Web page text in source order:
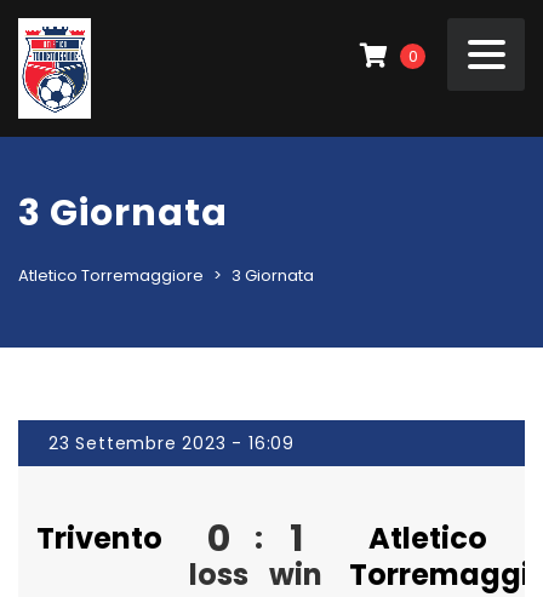
0
3 Giornata
Atletico Torremaggiore > 3 Giornata
23 Settembre 2023 - 16:09
Trivento 0
loss
: 1
win
Atletico